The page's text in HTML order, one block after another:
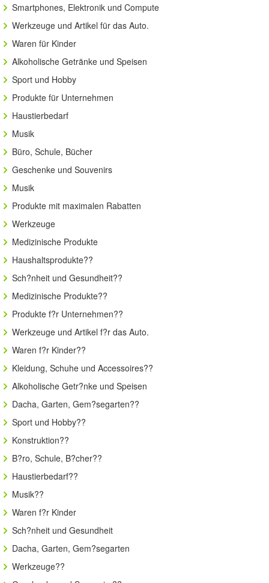
Smartphones, Elektronik und Compute
Werkzeuge und Artikel für das Auto.
Waren für Kinder
Alkoholische Getränke und Speisen
Sport und Hobby
Produkte für Unternehmen
Haustierbedarf
Musik
Büro, Schule, Bücher
Geschenke und Souvenirs
Musik
Produkte mit maximalen Rabatten
Werkzeuge
Medizinische Produkte
Haushaltsprodukte??
Sch?nheit und Gesundheit??
Medizinische Produkte??
Produkte f?r Unternehmen??
Werkzeuge und Artikel f?r das Auto.
Waren f?r Kinder??
Kleidung, Schuhe und Accessoires??
Alkoholische Getr?nke und Speisen
Dacha, Garten, Gem?segarten??
Sport und Hobby??
Konstruktion??
B?ro, Schule, B?cher??
Haustierbedarf??
Musik??
Waren f?r Kinder
Sch?nheit und Gesundheit
Dacha, Garten, Gem?segarten
Werkzeuge??